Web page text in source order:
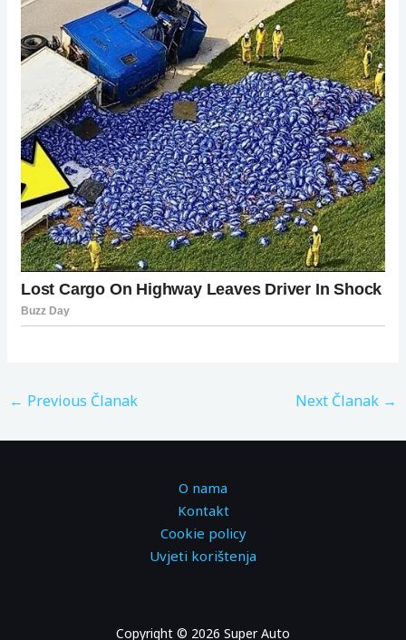
← Previous Članak Next Članak →
O nama
Kontakt
Cookie policy
Uvjeti korištenja
Copyright © 2026 Super Auto